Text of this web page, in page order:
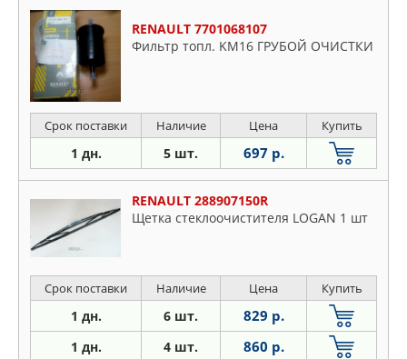
RENAULT 7701068107
Фильтр топл. KM16 ГРУБОЙ ОЧИСТКИ
Срок поставки Наличие Цена Купить
1 дн. 5 шт. 697 р.
RENAULT 288907150R
Щетка стеклоочистителя LOGAN 1 шт
Срок поставки Наличие Цена Купить
1 дн. 6 шт. 829 р.
1 дн. 4 шт. 860 р.